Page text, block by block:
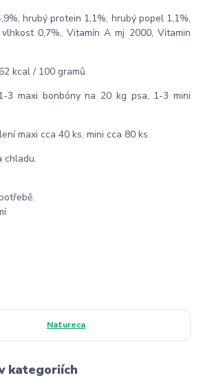
hrubý protein 1,1%, hrubý popel 1,1%,
0,7%, Vitamín A mj 2000, Vitamin
kcal / 100 gramů
3 maxi bonbóny na 20 kg psa, 1-3 mini
maxi cca 40 ks, mini cca 80 ks
chladu.
Natureca
kategoriích